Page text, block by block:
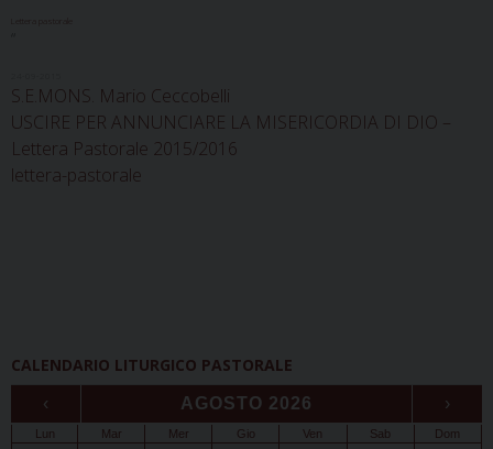
S.E.MONS. Mario Ceccobelli
USCIRE PER ANNUNCIARE LA MISERICORDIA DI DIO –
Lettera Pastorale 2015/2016
lettera-pastorale
CALENDARIO LITURGICO PASTORALE
‹ AGOSTO 2026 ›
Lun Mar Mer Gio Ven Sab Dom